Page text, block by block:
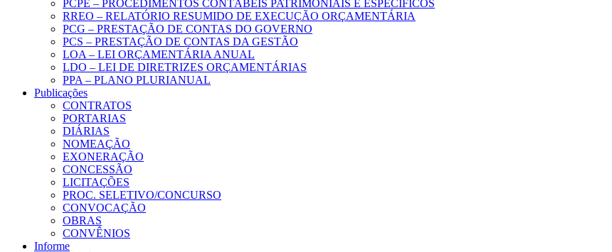
PCPE – PROCEDIMENTOS CONTÁBEIS PATRIMONIAIS E ESPECÍFICOS
RREO – RELATÓRIO RESUMIDO DE EXECUÇÃO ORÇAMENTÁRIA
PCG – PRESTAÇÃO DE CONTAS DO GOVERNO
PCS – PRESTAÇÃO DE CONTAS DA GESTÃO
LOA – LEI ORÇAMENTÁRIA ANUAL
LDO – LEI DE DIRETRIZES ORÇAMENTÁRIAS
PPA – PLANO PLURIANUAL
Publicações
CONTRATOS
PORTARIAS
DIÁRIAS
NOMEAÇÃO
EXONERAÇÃO
CONCESSÃO
LICITAÇÕES
PROC. SELETIVO/CONCURSO
CONVOCAÇÃO
OBRAS
CONVÊNIOS
Informe